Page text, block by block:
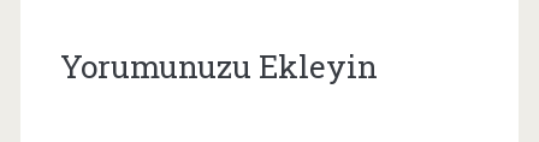
Yorumunuzu Ekleyin